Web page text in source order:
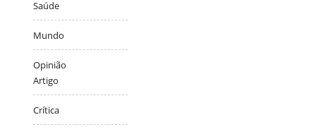
Saúde
Mundo
Opinião
Artigo
Crítica